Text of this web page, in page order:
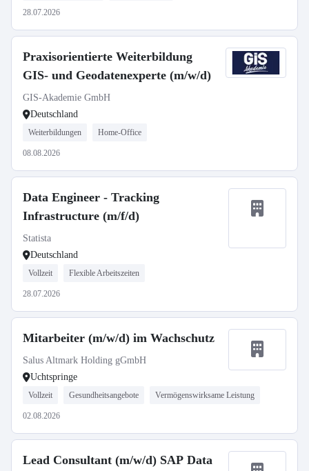
28.07.2026
Praxisorientierte Weiterbildung
GIS- und Geodatenexperte (m/w/d)
GIS-Akademie GmbH
Deutschland
Weiterbildungen Home-Office
08.08.2026
Data Engineer - Tracking
Infrastructure (m/f/d)
Statista
Deutschland
Vollzeit Flexible Arbeitszeiten
28.07.2026
Mitarbeiter (m/w/d) im Wachschutz
Salus Altmark Holding gGmbH
Uchtspringe
Vollzeit Gesundheitsangebote Vermögenswirksame Leistung
02.08.2026
Lead Consultant (m/w/d) SAP Data